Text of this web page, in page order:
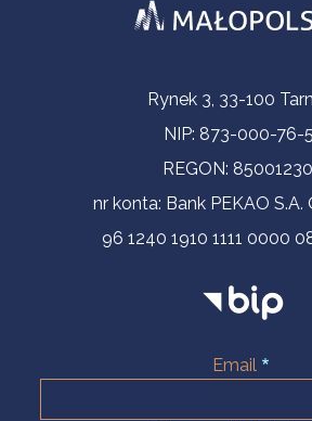
Informacje kontaktowe
Rynek 3, 33-100
NIP: 873-000-76-
REGON:
nr konta: Bank PEKAO
96 1240 1910 1111 0000
Email